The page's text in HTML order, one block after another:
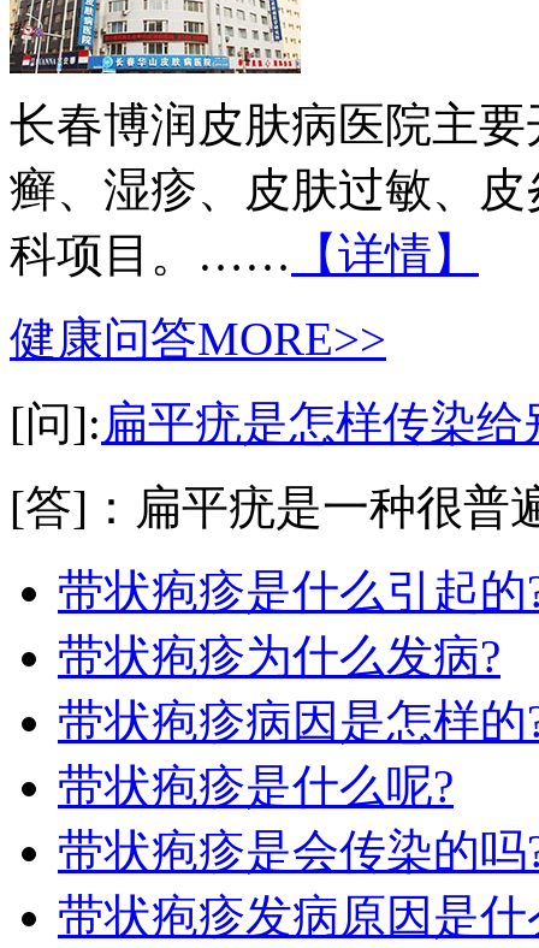
长春博润皮肤病医院主
癣、湿疹、皮肤过敏、
科项目。…… 【详情】
健康问答MORE>>
[问]:扁平疣是怎样传染给
[答]：扁平疣是一种很普
带状疱疹是什么引起的
带状疱疹为什么发病?
带状疱疹病因是怎样的
带状疱疹是什么呢?
带状疱疹是会传染的吗
带状疱疹发病原因是什